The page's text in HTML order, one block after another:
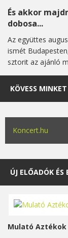
És akkor
dobosa...
Az együttes
ismét
sztorit az ajánló
KÖVESS MINKET
Koncert.hu
ÚJ ELŐADÓK ÉS
Mulató Aztékok